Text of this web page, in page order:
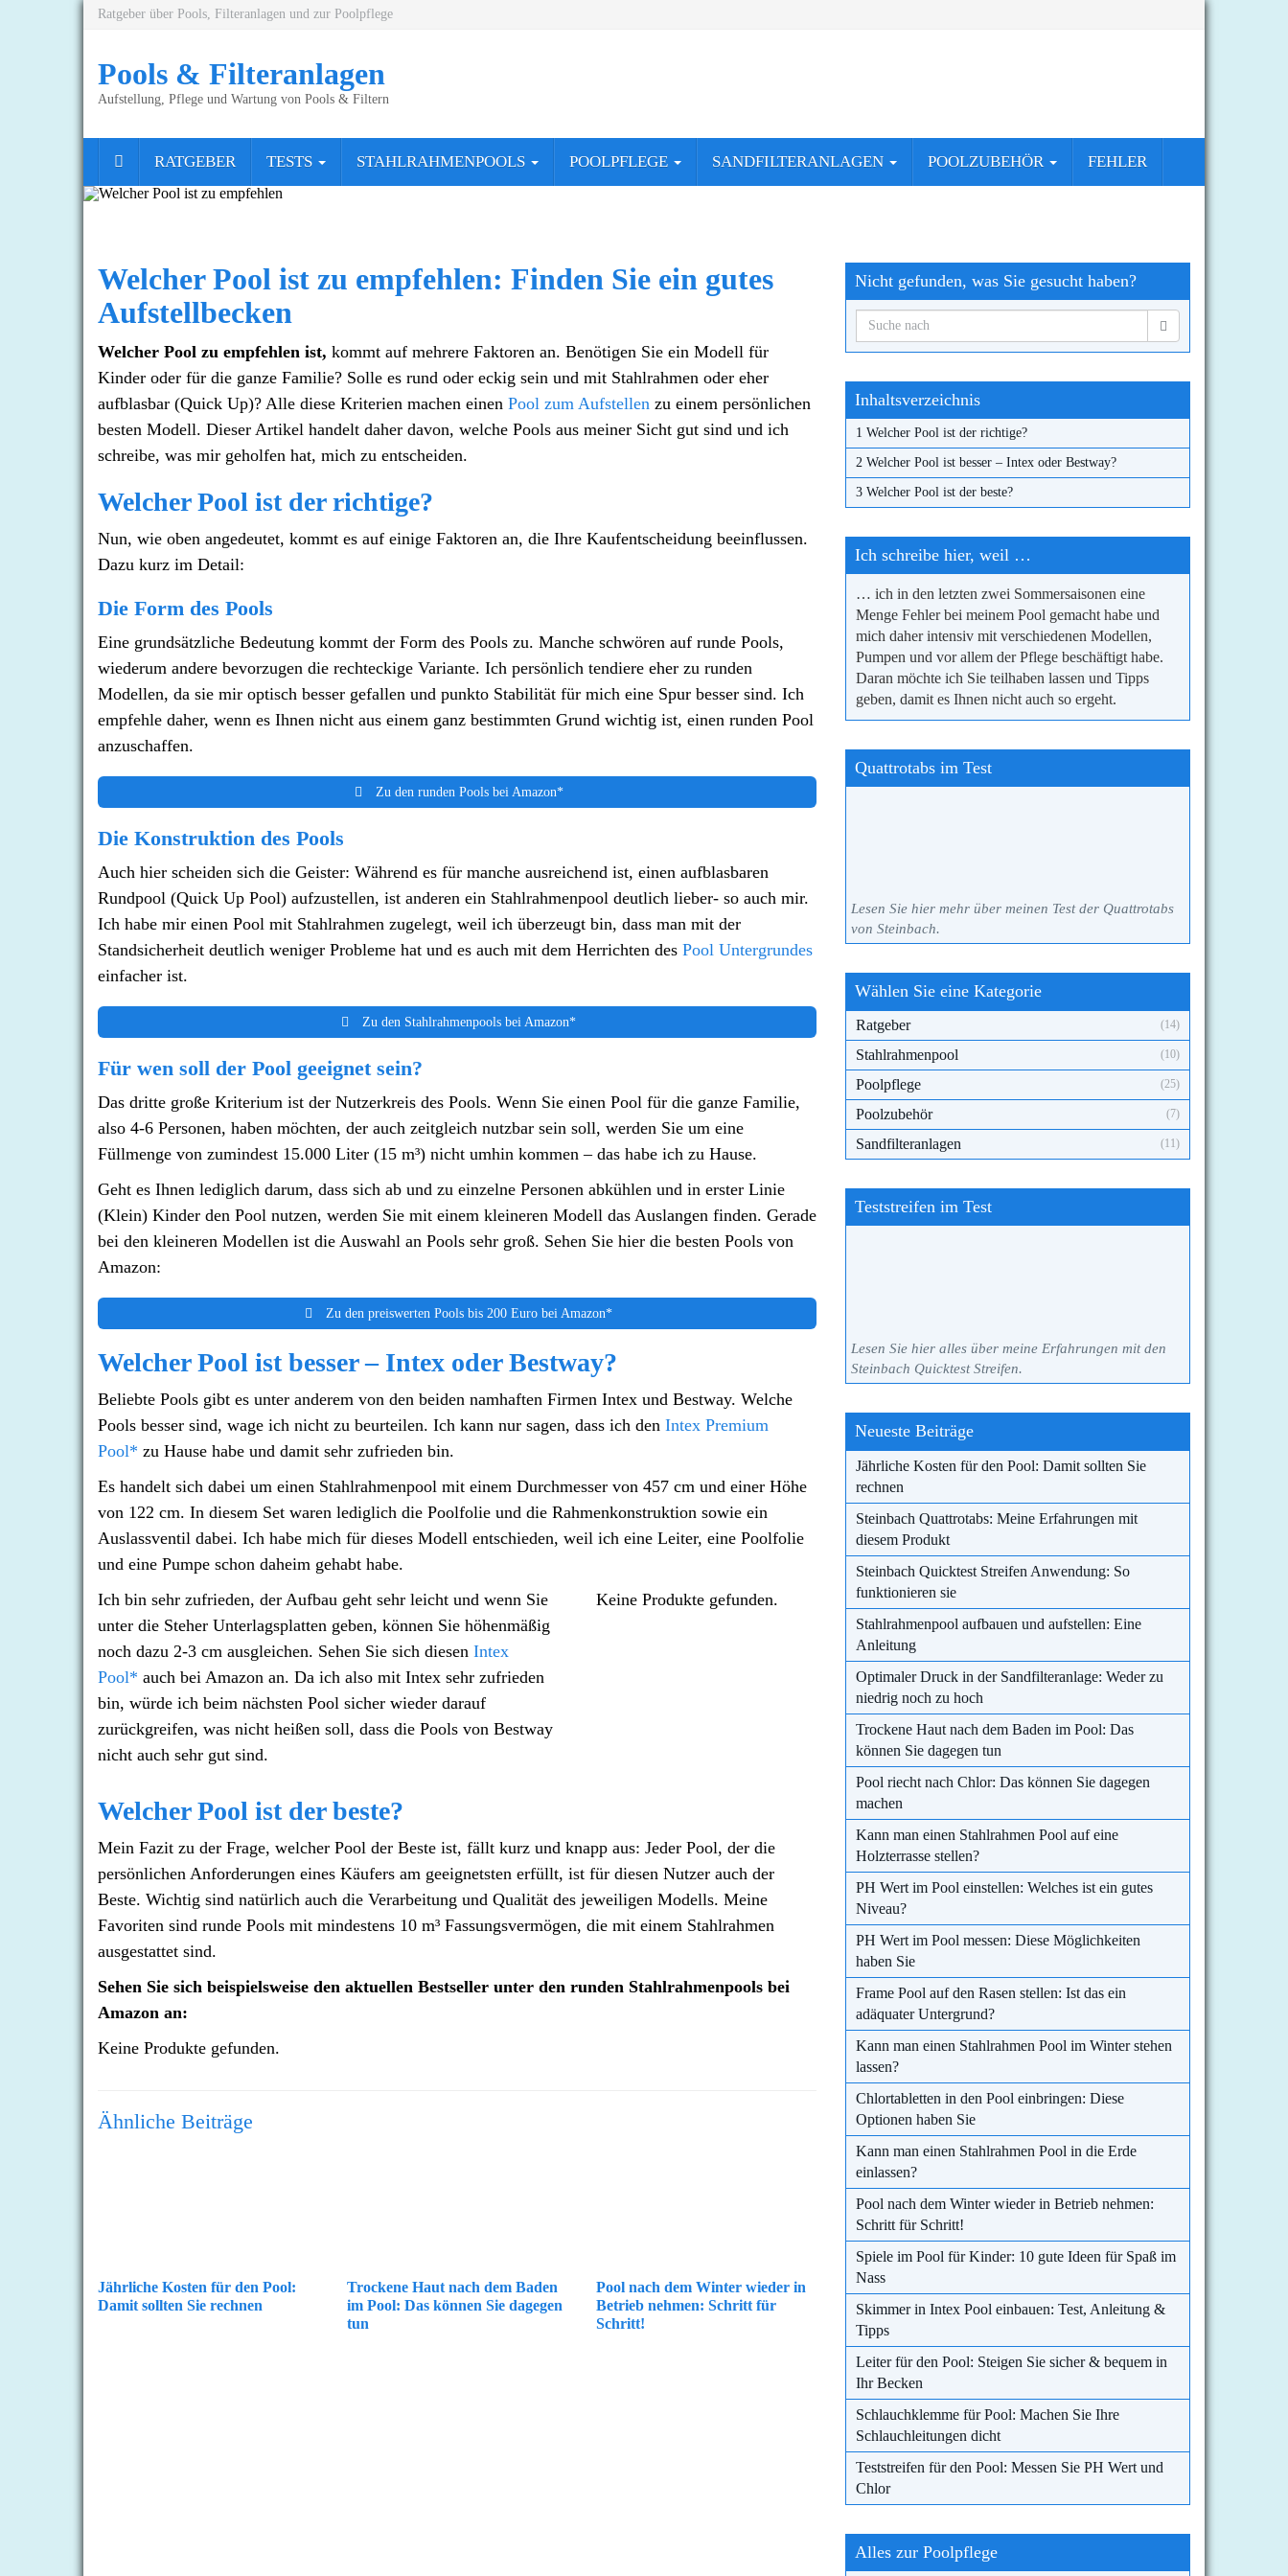
Ratgeber über Pools, Filteranlagen und zur Poolpflege
Pools & Filteranlagen
Aufstellung, Pflege und Wartung von Pools & Filtern
RATGEBER TESTS STAHLRAHMENPOOLS POOLPFLEGE SANDFILTERANLAGEN POOLZUBEHÖR FEHLER
Welcher Pool ist zu empfehlen: Finden Sie ein gutes
Aufstellbecken
Welcher Pool zu empfehlen ist, kommt auf mehrere Faktoren an. Benötigen Sie ein Modell für
Kinder oder für die ganze Familie? Solle es rund oder eckig sein und mit Stahlrahmen oder eher
aufblasbar (Quick Up)? Alle diese Kriterien machen einen Pool zum Aufstellen zu einem persönlichen
besten Modell. Dieser Artikel handelt daher davon, welche Pools aus meiner Sicht gut sind und ich
schreibe, was mir geholfen hat, mich zu entscheiden.
Welcher Pool ist der richtige?
Nun, wie oben angedeutet, kommt es auf einige Faktoren an, die Ihre Kaufentscheidung beeinflussen.
Dazu kurz im Detail:
Die Form des Pools
Eine grundsätzliche Bedeutung kommt der Form des Pools zu. Manche schwören auf runde Pools,
wiederum andere bevorzugen die rechteckige Variante. Ich persönlich tendiere eher zu runden
Modellen, da sie mir optisch besser gefallen und punkto Stabilität für mich eine Spur besser sind. Ich
empfehle daher, wenn es Ihnen nicht aus einem ganz bestimmten Grund wichtig ist, einen runden Pool
anzuschaffen.
Zu den runden Pools bei Amazon*
Die Konstruktion des Pools
Auch hier scheiden sich die Geister: Während es für manche ausreichend ist, einen aufblasbaren
Rundpool (Quick Up Pool) aufzustellen, ist anderen ein Stahlrahmenpool deutlich lieber- so auch mir.
Ich habe mir einen Pool mit Stahlrahmen zugelegt, weil ich überzeugt bin, dass man mit der
Standsicherheit deutlich weniger Probleme hat und es auch mit dem Herrichten des Pool Untergrundes
einfacher ist.
Zu den Stahlrahmenpools bei Amazon*
Für wen soll der Pool geeignet sein?
Das dritte große Kriterium ist der Nutzerkreis des Pools. Wenn Sie einen Pool für die ganze Familie,
also 4-6 Personen, haben möchten, der auch zeitgleich nutzbar sein soll, werden Sie um eine
Füllmenge von zumindest 15.000 Liter (15 m³) nicht umhin kommen – das habe ich zu Hause.
Geht es Ihnen lediglich darum, dass sich ab und zu einzelne Personen abkühlen und in erster Linie
(Klein) Kinder den Pool nutzen, werden Sie mit einem kleineren Modell das Auslangen finden. Gerade
bei den kleineren Modellen ist die Auswahl an Pools sehr groß. Sehen Sie hier die besten Pools von
Amazon:
Zu den preiswerten Pools bis 200 Euro bei Amazon*
Welcher Pool ist besser – Intex oder Bestway?
Beliebte Pools gibt es unter anderem von den beiden namhaften Firmen Intex und Bestway. Welche
Pools besser sind, wage ich nicht zu beurteilen. Ich kann nur sagen, dass ich den Intex Premium
Pool* zu Hause habe und damit sehr zufrieden bin.
Es handelt sich dabei um einen Stahlrahmenpool mit einem Durchmesser von 457 cm und einer Höhe
von 122 cm. In diesem Set waren lediglich die Poolfolie und die Rahmenkonstruktion sowie ein
Auslassventil dabei. Ich habe mich für dieses Modell entschieden, weil ich eine Leiter, eine Poolfolie
und eine Pumpe schon daheim gehabt habe.
Ich bin sehr zufrieden, der Aufbau geht sehr leicht und wenn Sie
unter die Steher Unterlagsplatten geben, können Sie höhenmäßig
noch dazu 2-3 cm ausgleichen. Sehen Sie sich diesen Intex
Pool* auch bei Amazon an. Da ich also mit Intex sehr zufrieden
bin, würde ich beim nächsten Pool sicher wieder darauf
zurückgreifen, was nicht heißen soll, dass die Pools von Bestway
nicht auch sehr gut sind.
Keine Produkte gefunden.
Welcher Pool ist der beste?
Mein Fazit zu der Frage, welcher Pool der Beste ist, fällt kurz und knapp aus: Jeder Pool, der die
persönlichen Anforderungen eines Käufers am geeignetsten erfüllt, ist für diesen Nutzer auch der
Beste. Wichtig sind natürlich auch die Verarbeitung und Qualität des jeweiligen Modells. Meine
Favoriten sind runde Pools mit mindestens 10 m³ Fassungsvermögen, die mit einem Stahlrahmen
ausgestattet sind.
Sehen Sie sich beispielsweise den aktuellen Bestseller unter den runden Stahlrahmenpools bei
Amazon an:
Keine Produkte gefunden.
Ähnliche Beiträge
Jährliche Kosten für den Pool:
Damit sollten Sie rechnen
Trockene Haut nach dem Baden
im Pool: Das können Sie dagegen
tun
Pool nach dem Winter wieder in
Betrieb nehmen: Schritt für
Schritt!
Nicht gefunden, was Sie gesucht haben?
Inhaltsverzeichnis
1 Welcher Pool ist der richtige?
2 Welcher Pool ist besser – Intex oder Bestway?
3 Welcher Pool ist der beste?
Ich schreibe hier, weil …
… ich in den letzten zwei Sommersaisonen eine
Menge Fehler bei meinem Pool gemacht habe und
mich daher intensiv mit verschiedenen Modellen,
Pumpen und vor allem der Pflege beschäftigt habe.
Daran möchte ich Sie teilhaben lassen und Tipps
geben, damit es Ihnen nicht auch so ergeht.
Quattrotabs im Test
Lesen Sie hier mehr über meinen Test der Quattrotabs
von Steinbach.
Wählen Sie eine Kategorie
Ratgeber (14)
Stahlrahmenpool (10)
Poolpflege (25)
Poolzubehör (7)
Sandfilteranlagen (11)
Teststreifen im Test
Lesen Sie hier alles über meine Erfahrungen mit den
Steinbach Quicktest Streifen.
Neueste Beiträge
Jährliche Kosten für den Pool: Damit sollten Sie
rechnen
Steinbach Quattrotabs: Meine Erfahrungen mit
diesem Produkt
Steinbach Quicktest Streifen Anwendung: So
funktionieren sie
Stahlrahmenpool aufbauen und aufstellen: Eine
Anleitung
Optimaler Druck in der Sandfilteranlage: Weder zu
niedrig noch zu hoch
Trockene Haut nach dem Baden im Pool: Das
können Sie dagegen tun
Pool riecht nach Chlor: Das können Sie dagegen
machen
Kann man einen Stahlrahmen Pool auf eine
Holzterrasse stellen?
PH Wert im Pool einstellen: Welches ist ein gutes
Niveau?
PH Wert im Pool messen: Diese Möglichkeiten
haben Sie
Frame Pool auf den Rasen stellen: Ist das ein
adäquater Untergrund?
Kann man einen Stahlrahmen Pool im Winter stehen
lassen?
Chlortabletten in den Pool einbringen: Diese
Optionen haben Sie
Kann man einen Stahlrahmen Pool in die Erde
einlassen?
Pool nach dem Winter wieder in Betrieb nehmen:
Schritt für Schritt!
Spiele im Pool für Kinder: 10 gute Ideen für Spaß im
Nass
Skimmer in Intex Pool einbauen: Test, Anleitung &
Tipps
Leiter für den Pool: Steigen Sie sicher & bequem in
Ihr Becken
Schlauchklemme für Pool: Machen Sie Ihre
Schlauchleitungen dicht
Teststreifen für den Pool: Messen Sie PH Wert und
Chlor
Alles zur Poolpflege